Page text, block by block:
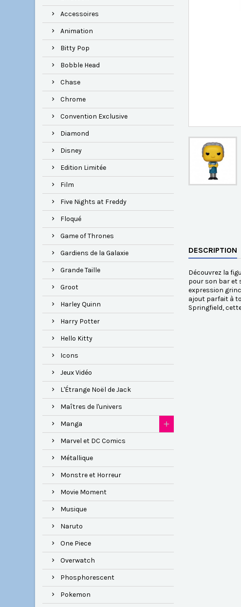
Accessoires
Animation
Bitty Pop
Bobble Head
Chase
Chrome
Convention Exclusive
Diamond
Disney
Edition Limitée
Film
Five Nights at Freddy
Floqué
Game of Thrones
Gardiens de la Galaxie
Grande Taille
Groot
Harley Quinn
Harry Potter
Hello Kitty
Icons
Jeux Vidéo
L'Étrange Noël de Jack
Maîtres de l'univers
Manga
Marvel et DC Comics
Métallique
Monstre et Horreur
Movie Moment
Musique
Naruto
One Piece
Overwatch
Phosphorescent
Pokemon
DESCRIPTION
Découvrez la
pour son bar et
expression
ajout parfait à
Springfield,